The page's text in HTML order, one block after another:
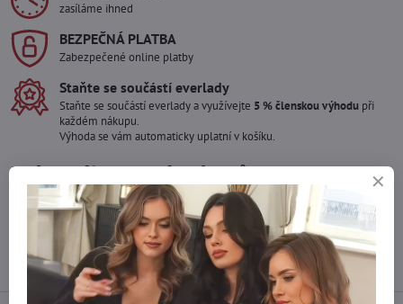
zasíláme ihned
BEZPEČNÁ PLATBA
Zabezpečené online platby
Staňte se součástí everlady
Staňte se součástí everlady a využívejte 5 % členskou výhodu při
každém nákupu.
Výhoda se vám automaticky uplatní v košíku.
Máte zájem o více kusů ?
Kontaktujte nás na mail, zboží pro Vás doskladníme!
info​@everlady​.eu